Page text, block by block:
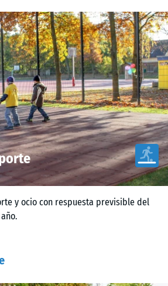
y ocio con respuesta previsible del